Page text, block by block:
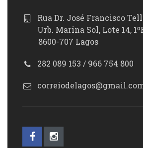
Rua Dr. José Francisco
Urb. Marina Sol, Lote 14,
8600-707 Lagos
282 089 153 / 966 754 800